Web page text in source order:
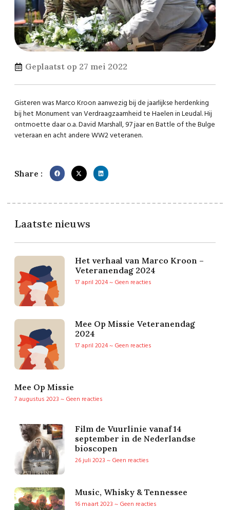
Geplaatst op 27 mei 2022
Gisteren was Marco Kroon aanwezig bij de jaarlijkse herdenking
bij het Monument van Verdraagzaamheidte Haelen in Leudal. Hij
ontmoette daar o.a. David Marshall, 97 jaar en Battle of the Bulge
veteraan en acht andere WW2 veteranen.
Share :
Laatste nieuws
Het verhaal van Marco Kroon –
Veteranendag 2024
17 april 2024
Geen reacties
Mee Op Missie Veteranendag
2024
17 april 2024
Geen reacties
Mee Op Missie
7 augustus 2023
Geen reacties
Film de Vuurlinie vanaf 14
september in de Nederlandse
bioscopen
26 juli 2023
Geen reacties
Music, Whisky & Tennessee
16 maart 2023
Geen reacties